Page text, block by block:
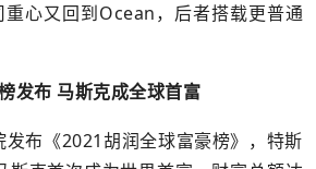
心又回到Ocean，后者搭载更普通
发布 马斯克成全球首富
布《2021胡润全球富豪榜》，特斯